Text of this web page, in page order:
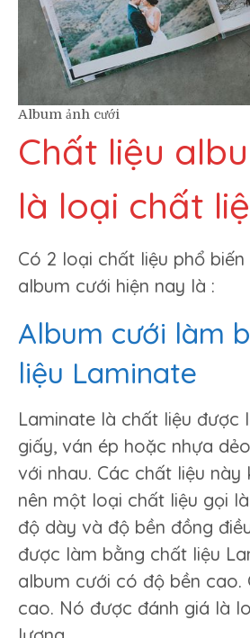
Album ảnh cưới
Chất liệu
là loại chất
Có 2 loại chất liệu phổ
album cưới hiện nay là :
Album cưới làm
liệu Laminate
Laminate là chất liệu được
giấy, ván ép hoặc nhựa
với nhau. Các chất liệu
nên một loại chất liệu gọi
độ dày và độ bền đồng
được làm bằng chất liệu
album cưới có độ bền cao.
cao. Nó được đánh giá là